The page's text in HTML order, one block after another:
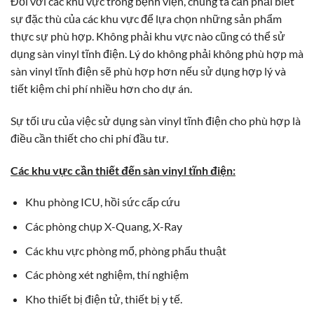
sự đặc thù của các khu vực để lựa chọn những sản phẩm
thực sự phù hợp. Không phải khu vực nào cũng có thể sử
dụng sàn vinyl tĩnh điện. Lý do không phải không phù hợp mà
sàn vinyl tĩnh điện sẽ phù hợp hơn nếu sử dụng hợp lý và
tiết kiệm chi phí nhiều hơn cho dự án.
Sự tối ưu của việc sử dụng sàn vinyl tĩnh điện cho phù hợp là
điều cần thiết cho chi phí đầu tư.
Các khu vực cần thiết đến sàn vinyl tĩnh điện:
Khu phòng ICU, hồi sức cấp cứu
Các phòng chụp X-Quang, X-Ray
Các khu vực phòng mổ, phòng phẩu thuật
Các phòng xét nghiệm, thí nghiệm
Kho thiết bị điện tử, thiết bị y tế.